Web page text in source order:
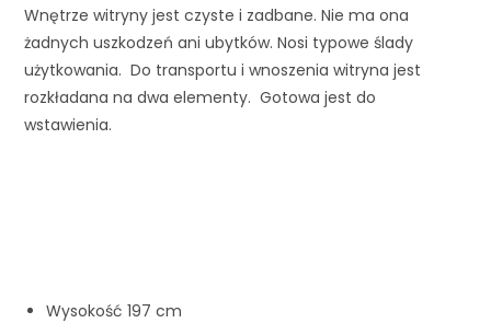
Wnętrze witryny jest czyste i zadbane. Nie ma ona
żadnych uszkodzeń ani ubytków. Nosi typowe ślady
użytkowania.  Do transportu i wnoszenia witryna jest
rozkładana na dwa elementy.  Gotowa jest do
wstawienia.
Wysokość 197 cm